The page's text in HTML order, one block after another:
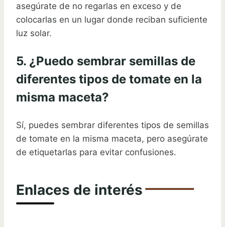
asegúrate de no regarlas en exceso y de
colocarlas en un lugar donde reciban suficiente
luz solar.
5. ¿Puedo sembrar semillas de
diferentes tipos de tomate en la
misma maceta?
Sí, puedes sembrar diferentes tipos de semillas
de tomate en la misma maceta, pero asegúrate
de etiquetarlas para evitar confusiones.
Enlaces de interés